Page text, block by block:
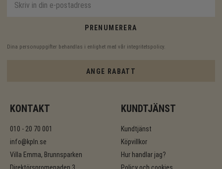
PRENUMERERA
Dina personuppgifter behandlas i enlighet med vår integritetspolicy.
ANGE RABATT
KONTAKT
010 - 20 70 001
info@kpln.se
Villa Emma, Brunnsparken
KUNDTJÄNST
Kundtjänst
Köpvillkor
Hur handlar jag?